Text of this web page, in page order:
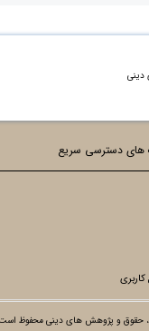
دینی
های دسترسی سریع
حقوق و پژوهش های دینی محفوظ است. ©